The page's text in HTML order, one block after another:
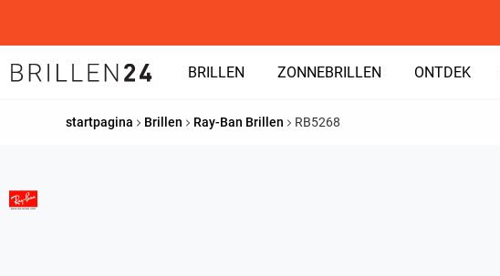
BRILLEN ZONNEBRILLEN ONTDEK
startpagina Brillen Ray-Ban Brillen RB5268